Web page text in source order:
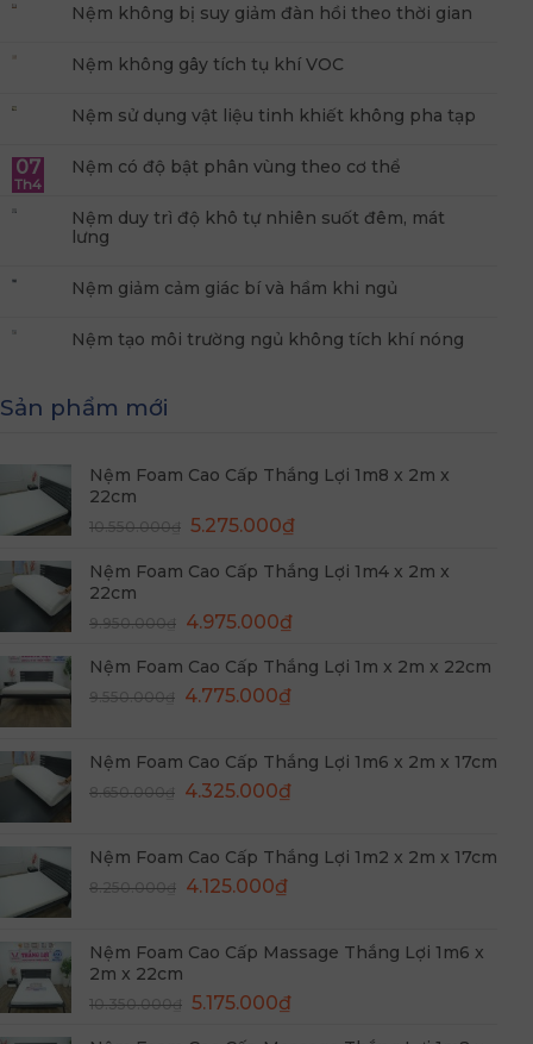
Nệm không bị suy giảm đàn hồi theo thời gian
Nệm không gây tích tụ khí VOC
Nệm sử dụng vật liệu tinh khiết không pha tạp
07
Th4
Nệm có độ bật phân vùng theo cơ thể
Nệm duy trì độ khô tự nhiên suốt đêm, mát
lưng
Nệm giảm cảm giác bí và hầm khi ngủ
Nệm tạo môi trường ngủ không tích khí nóng
Sản phẩm mới
Nệm Foam Cao Cấp Thắng Lợi 1m8 x 2m x
22cm
10.550.000₫ Giá
là:
5.275.000₫Giá
tại
Nệm Foam Cao Cấp Thắng Lợi 1m4 x 2m x
22cm
9.950.000₫ Giá
là:
9.950.000₫.
4.975.000₫Giá
tại
là:
Nệm Foam Cao Cấp Thắng Lợi 1m x 2m x 22cm
9.550.000₫ Giá
9.550.000₫.
4.775.000₫Giá
là:
4.775.000₫.
Nệm Foam Cao Cấp Thắng Lợi 1m6 x 2m x 17cm
8.650.000₫ Giá
8.650.000₫.
4.325.000₫Giá
là:
Nệm Foam Cao Cấp Thắng Lợi 1m2 x 2m x 17cm
8.250.000₫ Giá
8.250.000₫.
4.125.000₫Giá
là:
Nệm Foam Cao Cấp Massage Thắng Lợi 1m6 x
2m x 22cm
10.350.000₫ Giá
5.175.000₫Giá